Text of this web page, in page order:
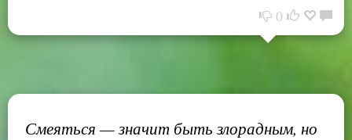
0
Смеяться — значит быть злорадным, но